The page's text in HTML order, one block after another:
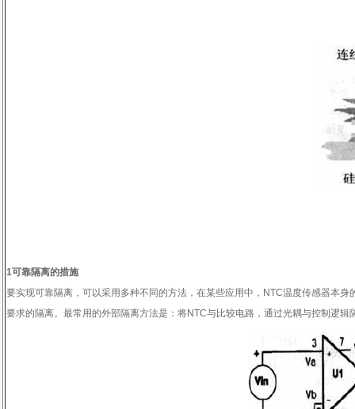
1可靠隔离的措施
要实现可靠隔离，可以采用多种不同的方法，在某些应用中， NTC温度传感器本身
要求的隔离。最常用的外部隔离方法是：将NTC与比较电路，通过光耦与控制逻辑